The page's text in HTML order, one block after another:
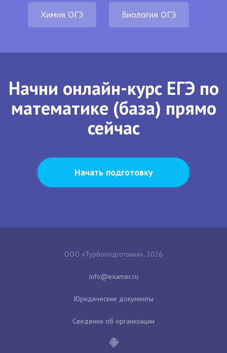
Химия ОГЭ Биология ОГЭ
Начни онлайн-курс ЕГЭ по
математике (база) прямо
сейчас
Начать подготовку
ООО «Турбоподготовка», 2026
Юридические документы
Сведения об организации